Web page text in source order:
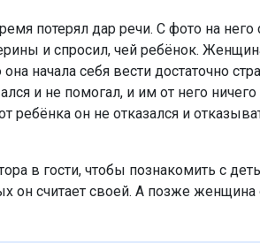
потерял дар речи. С фото на него
и спросил, чей ребёнок.
начала себя вести достаточно
и не помогал, и им от него ничего
ребёнка он не отказался и
в гости, чтобы познакомить с
он считает своей. А позже женщина